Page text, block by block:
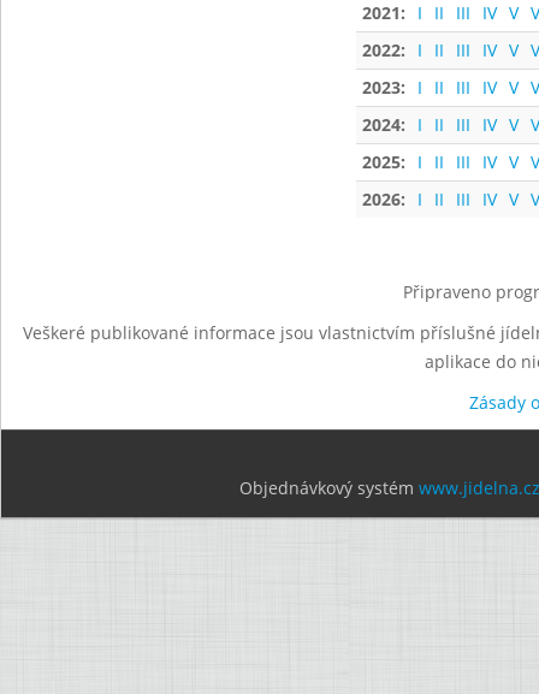
2021:
I II III IV V
2022:
I II III IV V
2023:
I II III IV V
2024:
I II III IV V
2025:
I II III IV V
2026:
I II III IV V
Připraveno
Veškeré publikované informace jsou vlastnictvím příslušné
aplikace do
Zásady
Objednávkový systém www.jidelna.cz